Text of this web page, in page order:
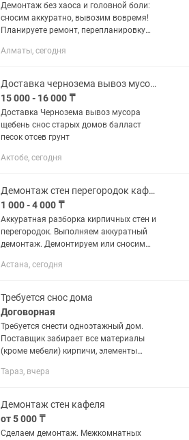
Демонтаж без хаоса и головной боли:
сносим аккуратно, вывозим вовремя!
Планируете ремонт, перепланировку
демонтаж любой сложности — от
Алматы, сегодня
Доставка чернозема вывоз мусора снос домов балласт щебень песок грунт отсев
15 000 - 16 000 ₸
Доставка Чернозема вывоз мусора
щебень снос старых домов балласт
песок отсев грунт
Актобе, сегодня
Демонтаж стен перегородок кафеля стяжки подготовка к ремонту вывоз мусора
1 000 - 4 000 ₸
Аккуратная разборка кирпичных стен и
перегородок. Выполняем аккуратный
демонтаж. Демонтируем или сносим
Демонтаж перегородок с газоблока.
Астана, сегодня
Требуется снос дома
Договорная
Требуется снести одноэтажный дом.
Поставщик забирает все материалы
(кроме мебели) кирпичи, элементы
Тараз, вчера
Демонтаж стен кафеля
от 5 000 ₸
Сделаем демонтаж. Межкомнатных